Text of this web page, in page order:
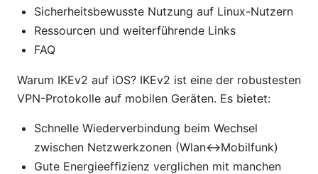
Sicherheitsbewusste Nutzung auf Linux-Nutzern
Ressourcen und weiterführende Links
FAQ
Warum IKEv2 auf iOS? IKEv2 ist eine der robustesten
VPN-Protokolle auf mobilen Geräten. Es bietet:
Schnelle Wiederverbindung beim Wechsel
zwischen Netzwerkzonen (Wlan↔Mobilfunk)
Gute Energieeffizienz verglichen mit manchen